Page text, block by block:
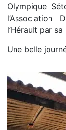
Olympique
l’Association
l’Hérault par
Une belle